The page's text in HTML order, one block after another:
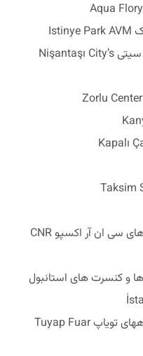
1.6 کیلومتر تا مرکز خرید نیشانتاشی سیتی Nişantaşı City’s
22 کیلومتر تا مرکز برگزاری نمایشگاه های سی ان آر اکسپو CNR
ها و کنسرت های استانبول
39 کیلومتر تا مرکز برگزاری نمایشگاه ههای تویاپ Tuyap Fuar